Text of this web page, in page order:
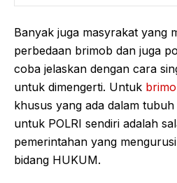
Banyak juga masyrakat yang
perbedaan brimob dan juga
coba jelaskan dengan cara
untuk dimengerti. Untuk
khusus yang ada dalam tubuh
untuk POLRI sendiri adalah
pemerintahan yang
bidang HUKUM.